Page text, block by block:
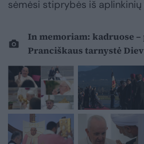
sėmėsi stiprybės iš
In memoriam: kadruose –
Pranciškaus tarnystė